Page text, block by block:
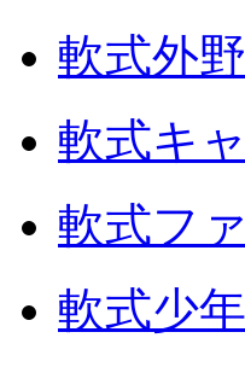
軟式外
軟式キ
軟式フ
軟式少